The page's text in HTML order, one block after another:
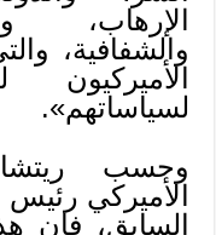
الإرهاب،
والشفافية،
لسياساتهم».
وحسب
الأميركي
السابق، فإن